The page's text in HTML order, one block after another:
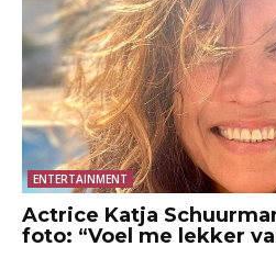
ENTERTAINMENT
Actrice Katja
foto: “Voel me lekker